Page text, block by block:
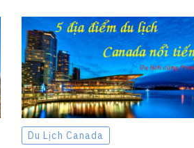
Du Lịch Canada